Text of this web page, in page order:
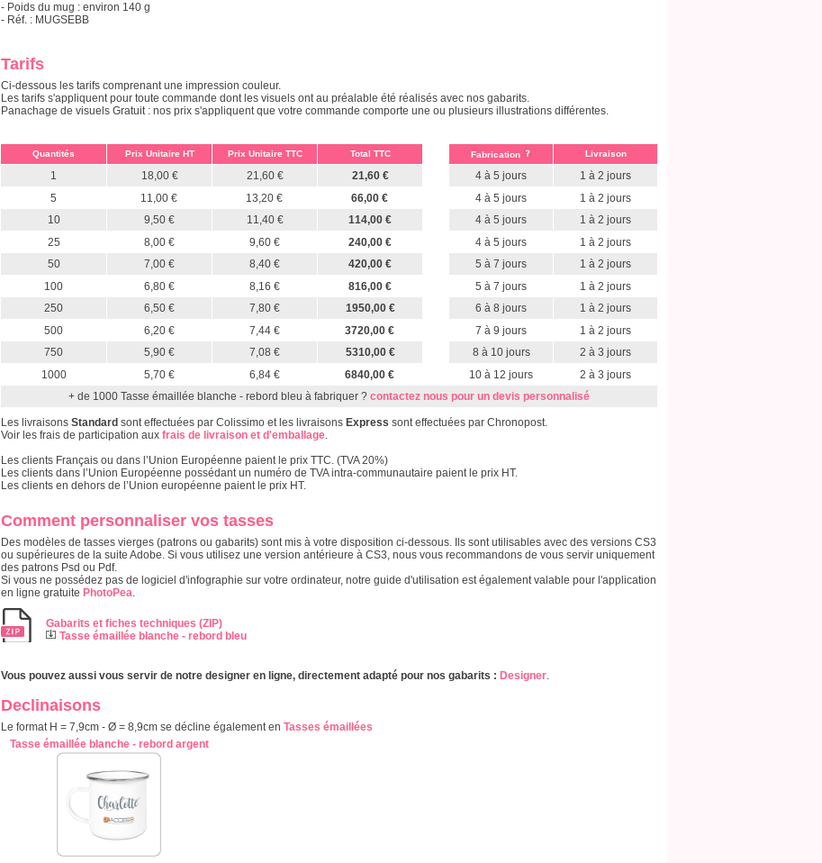
- Poids du mug : environ 140 g
- Réf. : MUGSEBB
Tarifs
Ci-dessous les tarifs comprenant une impression couleur.
Les tarifs s'appliquent pour toute commande dont les visuels ont au préalable été réalisés avec nos gabarits.
Panachage de visuels Gratuit : nos prix s'appliquent que votre commande comporte une ou plusieurs illustrations différentes.
Quantités Prix Unitaire HT Prix Unitaire TTC Total TTC Fabrication Livraison
1 18,00 € 21,60 € 21,60 € 4 à 5 jours
1 à 2 jours
5
11,00 € 13,20 € 66,00 € 4 à 5 jours
1 à 2 jours
10
9,50 € 11,40 € 114,00 € 4 à 5 jours
1 à 2 jours
25
8,00 € 9,60 € 240,00 € 4 à 5 jours
1 à 2 jours
50
7,00 € 8,40 € 420,00 € 5 à 7 jours
1 à 2 jours
100
6,80 € 8,16 € 816,00 € 5 à 7 jours
1 à 2 jours
250
6,50 € 7,80 € 1950,00 € 6 à 8 jours
1 à 2 jours
500
6,20 € 7,44 € 3720,00 € 7 à 9 jours
1 à 2 jours
750
5,90 € 7,08 € 5310,00 € 8 à 10 jours
2 à 3 jours
1000
5,70 € 6,84 € 6840,00 € 10 à 12 jours
2 à 3 jours
+ de 1000 Tasse émaillée blanche - rebord bleu à fabriquer ? contactez nous pour un devis personnalisé
Les livraisons Standard sont effectuées par Colissimo et les livraisons Express sont effectuées par Chronopost.
Voir les frais de participation aux frais de livraison et d'emballage.
Les clients Français ou dans l’Union Européenne paient le prix TTC. (TVA 20%)
Les clients dans l’Union Européenne possédant un numéro de TVA intra-communautaire paient le prix HT.
Les clients en dehors de l’Union européenne paient le prix HT.
Comment personnaliser vos tasses
Des modèles de tasses vierges (patrons ou gabarits) sont mis à votre disposition ci-dessous. Ils sont utilisables avec des versions CS3
ou supérieures de la suite Adobe. Si vous utilisez une version antérieure à CS3, nous vous recommandons de vous servir uniquement
des patrons Psd ou Pdf.
Si vous ne possédez pas de logiciel d'infographie sur votre ordinateur, notre guide d'utilisation est également valable pour l'application
en ligne gratuite PhotoPea.
Gabarits et fiches techniques (ZIP)
Tasse émaillée blanche - rebord bleu
Vous pouvez aussi vous servir de notre designer en ligne, directement adapté pour nos gabarits : Designer.
Declinaisons
Le format H = 7,9cm - Ø = 8,9cm se décline également en Tasses émaillées
Tasse émaillée blanche - rebord argent